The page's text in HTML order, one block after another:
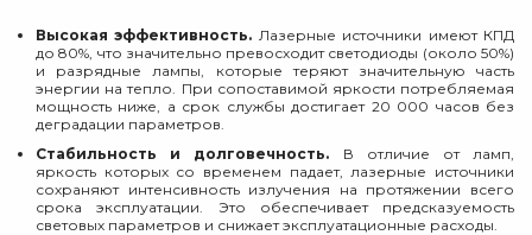
Высокая эффективность. Лазерные источники имеют КПД
до 80%, что значительно превосходит светодиоды (около 50%)
и разрядные лампы, которые теряют значительную часть
энергии на тепло. При сопоставимой яркости потребляемая
мощность ниже, а срок службы достигает 20 000 часов без
деградации параметров.
Стабильность и долговечность. В отличие от ламп,
яркость которых со временем падает, лазерные источники
сохраняют интенсивность излучения на протяжении всего
срока эксплуатации. Это обеспечивает предсказуемость
световых параметров и снижает эксплуатационные расходы.